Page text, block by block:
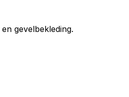
gevelbekleding.